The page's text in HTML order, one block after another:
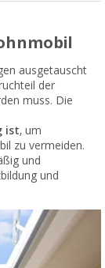
ausgetauscht
der
muss. Die
ist, um
zu vermeiden.
und
und